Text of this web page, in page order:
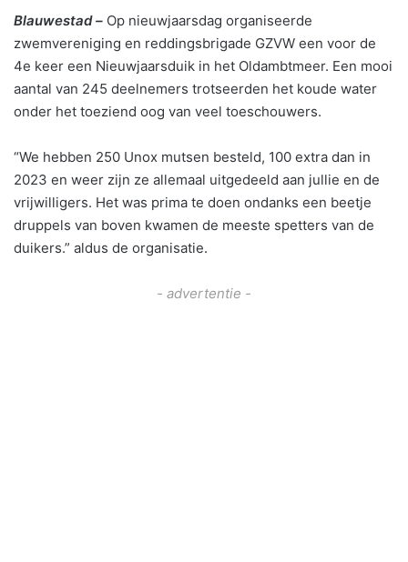
Blauwestad – Op nieuwjaarsdag organiseerde
zwemvereniging en reddingsbrigade GZVW een voor de
4e keer een Nieuwjaarsduik in het Oldambtmeer. Een mooi
aantal van 245 deelnemers trotseerden het koude water
onder het toeziend oog van veel toeschouwers.
“We hebben 250 Unox mutsen besteld, 100 extra dan in
2023 en weer zijn ze allemaal uitgedeeld aan jullie en de
vrijwilligers. Het was prima te doen ondanks een beetje
druppels van boven kwamen de meeste spetters van de
duikers.” aldus de organisatie.
- advertentie -